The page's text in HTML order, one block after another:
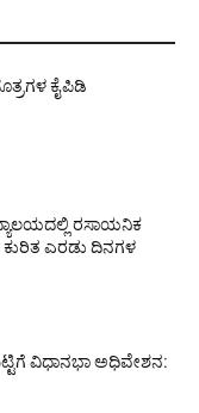
ಕೈಪಿಡಿ
ರಸಾಯನಿಕ
ಕುರಿತ ಎರಡು ದಿನಗಳ
ವಿಧಾನಭಾ ಅಧಿವೇಶನ: